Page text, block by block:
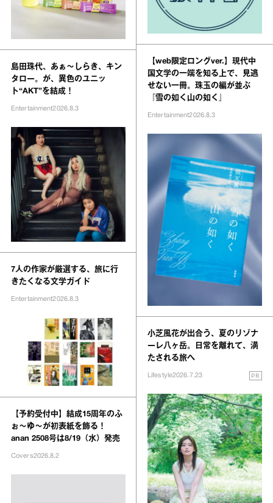
島田珠代、あぁ〜しらき、キン
タロー。が、異色のユニッ
ト“AKT”を結成！
Entertainment2026.8.3
7人の作家が厳選する、旅に行
きたくなる文学ガイド
Entertainment2026.8.3
【予約受付中】結成15周年のふ
ぉ～ゆ～が初表紙を飾る！
anan 2508号は8/19（水）発売
Covers2026.8.2
【web限定ロングver.】現代中
国文学の一端を知る上で、見逃
せない一冊。珠玉の編が並ぶ
『雪の如く山の如く』
Entertainment2026.8.3
小芝風花が出合う、夏のリゾナ
ーレ八ヶ岳。日常を離れて、満
たされる旅へ
Lifestyle2026.7.23 PR